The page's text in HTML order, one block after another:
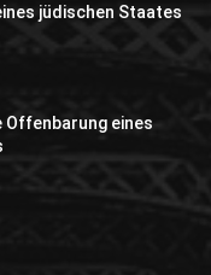
jüdischen Staates
Offenbarung eines